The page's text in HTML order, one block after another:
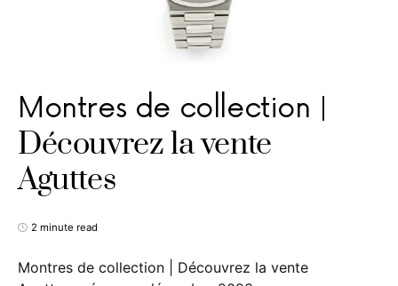
Montres de collection |
Découvrez la vente
Aguttes
2 minute read
Montres de collection | Découvrez la vente